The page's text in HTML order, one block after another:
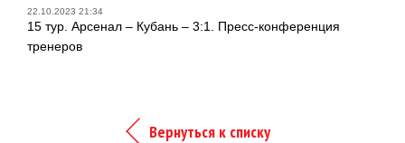
22.10.2023 21:34
15 тур. Арсенал – Кубань – 3:1. Пресс-конференция
тренеров
Вернуться к списку